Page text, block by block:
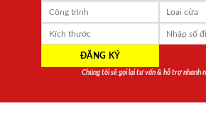
Chúng tôi sẽ gọi lại tư vấn & hỗ trợ nhanh